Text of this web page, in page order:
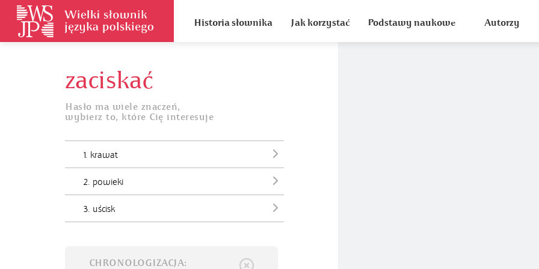
Historia słownika Jak korzystać Podstawy naukowe Autorzy
zaciskać
Hasło ma wiele znaczeń,
wybierz to, które Cię interesuje
1. krawat
2. powieki
3. uścisk
CHRONOLOGIZACJA: